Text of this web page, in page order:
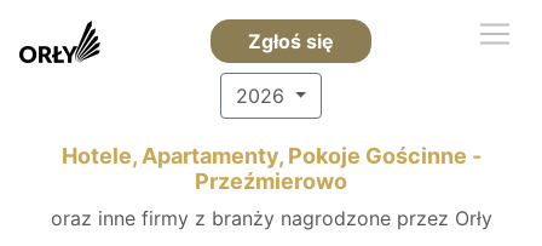
Zgłoś się
2026
Hotele, Apartamenty, Pokoje Gościnne -
Przeźmierowo
oraz inne firmy z branży nagrodzone przez Orły